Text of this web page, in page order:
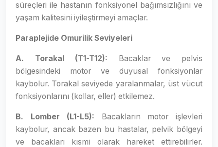
süreçleri ile hastanın fonksiyonel bağımsızlığını ve
yaşam kalitesini iyileştirmeyi amaçlar.
Paraplejide Omurilik Seviyeleri
A. Torakal (T1-T12): Bacaklar ve pelvis
bölgesindeki motor ve duyusal fonksiyonlar
kaybolur. Torakal seviyede yaralanmalar, üst vücut
fonksiyonlarını (kollar, eller) etkilemez.
B. Lomber (L1-L5): Bacakların motor işlevleri
kaybolur, ancak bazen bu hastalar, pelvik bölgeyi
ve bacakları kısmi olarak hareket ettirebilirler.